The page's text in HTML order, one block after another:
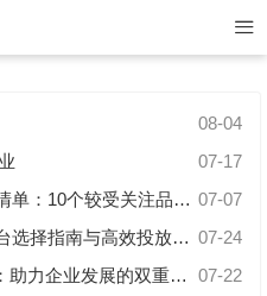
08-04
07-17
07-07
10个较受关注品牌盘点
07-24
择指南与高效投放策略
07-22
企业发展的双重引擎